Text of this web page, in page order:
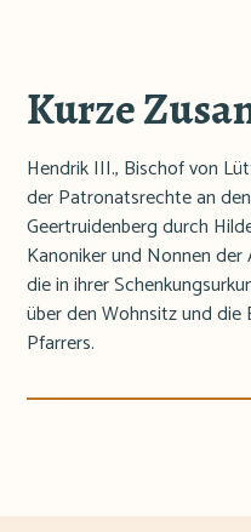
Kurze
Hendrik III., Bischof von
der Patronatsrechte an
Geertruidenberg durch
Kanoniker und Nonnen
die in ihrer
über den Wohnsitz und die
Pfarrers.